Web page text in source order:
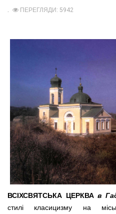
ПЕРЕГЛЯДИ: 5942
ВСІХСВЯТСЬКА ЦЕРКВАв
стилі класицизму на